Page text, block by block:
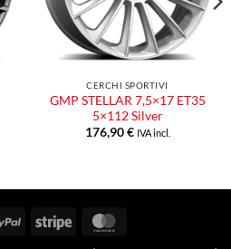
CERCHI SPORTIVI
GMP STELLAR 7,5×17 ET35
5×112 Silver
176,90€ IVA incl.
PayPal Stripe